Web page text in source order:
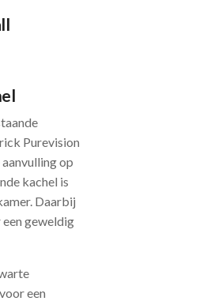
Purevision
op
kachel is
Daarbij
geweldig
een